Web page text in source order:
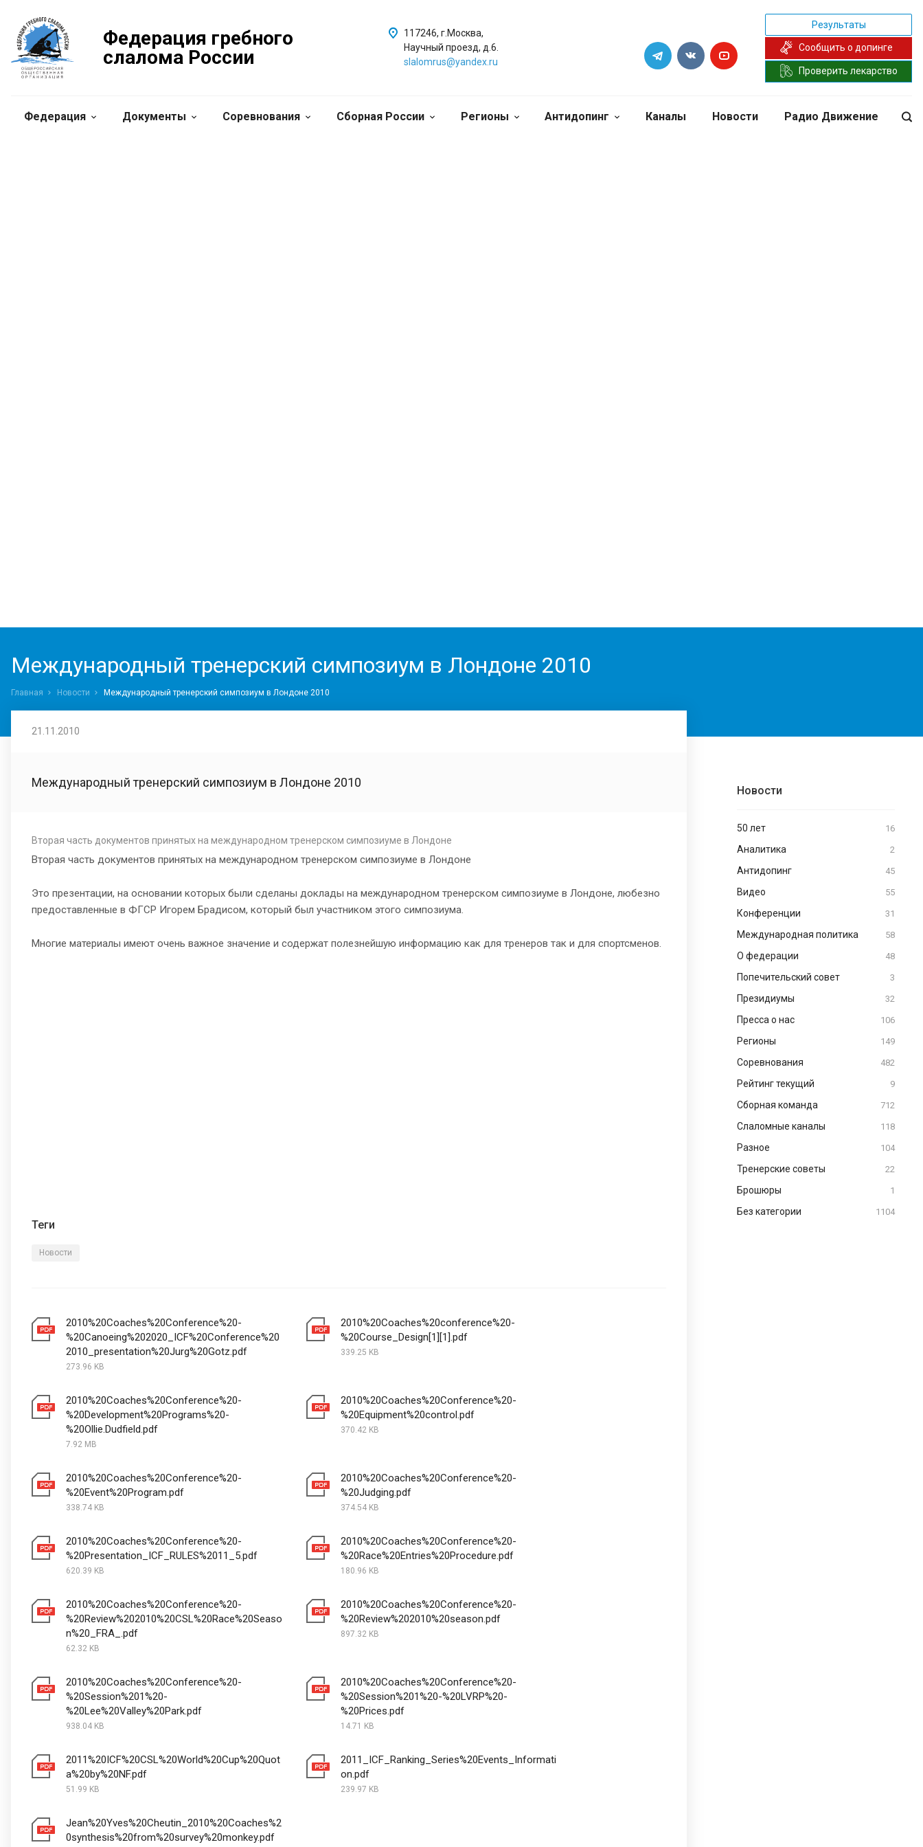
Федерация гребного
слалома России
117246, г.Москва,
Научный проезд, д.6.
slalomrus@yandex.ru
Результаты
Сообщить о допинге
Проверить лекарство
Федерация Документы Соревнования Сборная России Регионы Антидопинг Каналы Новости Радио Движение
Международный тренерский симпозиум в Лондоне 2010
Главная Новости Международный тренерский симпозиум в Лондоне 2010
Новости
50 лет 16
Аналитика 2
Антидопинг 45
Видео 55
Конференции 31
Международная политика 58
О федерации 48
Попечительский совет 3
Президиумы 32
Пресса о нас 106
Регионы 149
Соревнования 482
Рейтинг текущий 9
Сборная команда 712
Слаломные каналы 118
Разное 104
Тренерские советы 22
Брошюры 1
Без категории 1104
21.11.2010
Международный тренерский симпозиум в Лондоне 2010
Вторая часть документов принятых на международном тренерском симпозиуме в Лондоне
Вторая часть документов принятых на международном тренерском симпозиуме в Лондоне
Это презентации, на основании которых были сделаны доклады на международном тренерском симпозиуме в Лондоне, любезно
предоставленные в ФГСР Игорем Брадисом, который был участником этого симпозиума.
Многие материалы имеют очень важное значение и содержат полезнейшую информацию как для тренеров так и для спортсменов.
Теги
Новости
2010%20Coaches%20Conference%20-
%20Canoeing%202020_ICF%20Conference%20
2010_presentation%20Jurg%20Gotz.pdf
273.96 KB
2010%20Coaches%20conference%20-
%20Course_Design[1][1].pdf
339.25 KB
2010%20Coaches%20Conference%20-
%20Development%20Programs%20-
%20Ollie.Dudfield.pdf
7.92 MB
2010%20Coaches%20Conference%20-
%20Equipment%20control.pdf
370.42 KB
2010%20Coaches%20Conference%20-
%20Event%20Program.pdf
338.74 KB
2010%20Coaches%20Conference%20-
%20Judging.pdf
374.54 KB
2010%20Coaches%20Conference%20-
%20Presentation_ICF_RULES%2011_5.pdf
620.39 KB
2010%20Coaches%20Conference%20-
%20Race%20Entries%20Procedure.pdf
180.96 KB
2010%20Coaches%20Conference%20-
%20Review%202010%20CSL%20Race%20Seaso
n%20_FRA_.pdf
62.32 KB
2010%20Coaches%20Conference%20-
%20Review%202010%20season.pdf
897.32 KB
2010%20Coaches%20Conference%20-
%20Session%201%20-
%20Lee%20Valley%20Park.pdf
938.04 KB
2010%20Coaches%20Conference%20-
%20Session%201%20-%20LVRP%20-
%20Prices.pdf
14.71 KB
2011%20ICF%20CSL%20World%20Cup%20Quot
a%20by%20NF.pdf
51.99 KB
2011_ICF_Ranking_Series%20Events_Informati
on.pdf
239.97 KB
Jean%20Yves%20Cheutin_2010%20Coaches%2
0synthesis%20from%20survey%20monkey.pdf